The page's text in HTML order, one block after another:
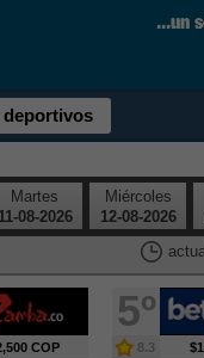
Martes
11-08-2026
Miércoles
12-08-2026
COP
5º
8.3